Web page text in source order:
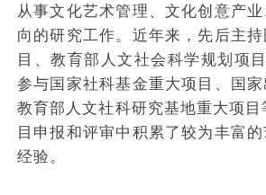
从事文化艺术管理、文化创意产
向的研究工作。近年来，先后主
目、教育部人文社会科学规划项
参与国家社科基金重大项目、国
教育部人文社科研究基地重大项
目申报和评审中积累了较为丰富
经验。